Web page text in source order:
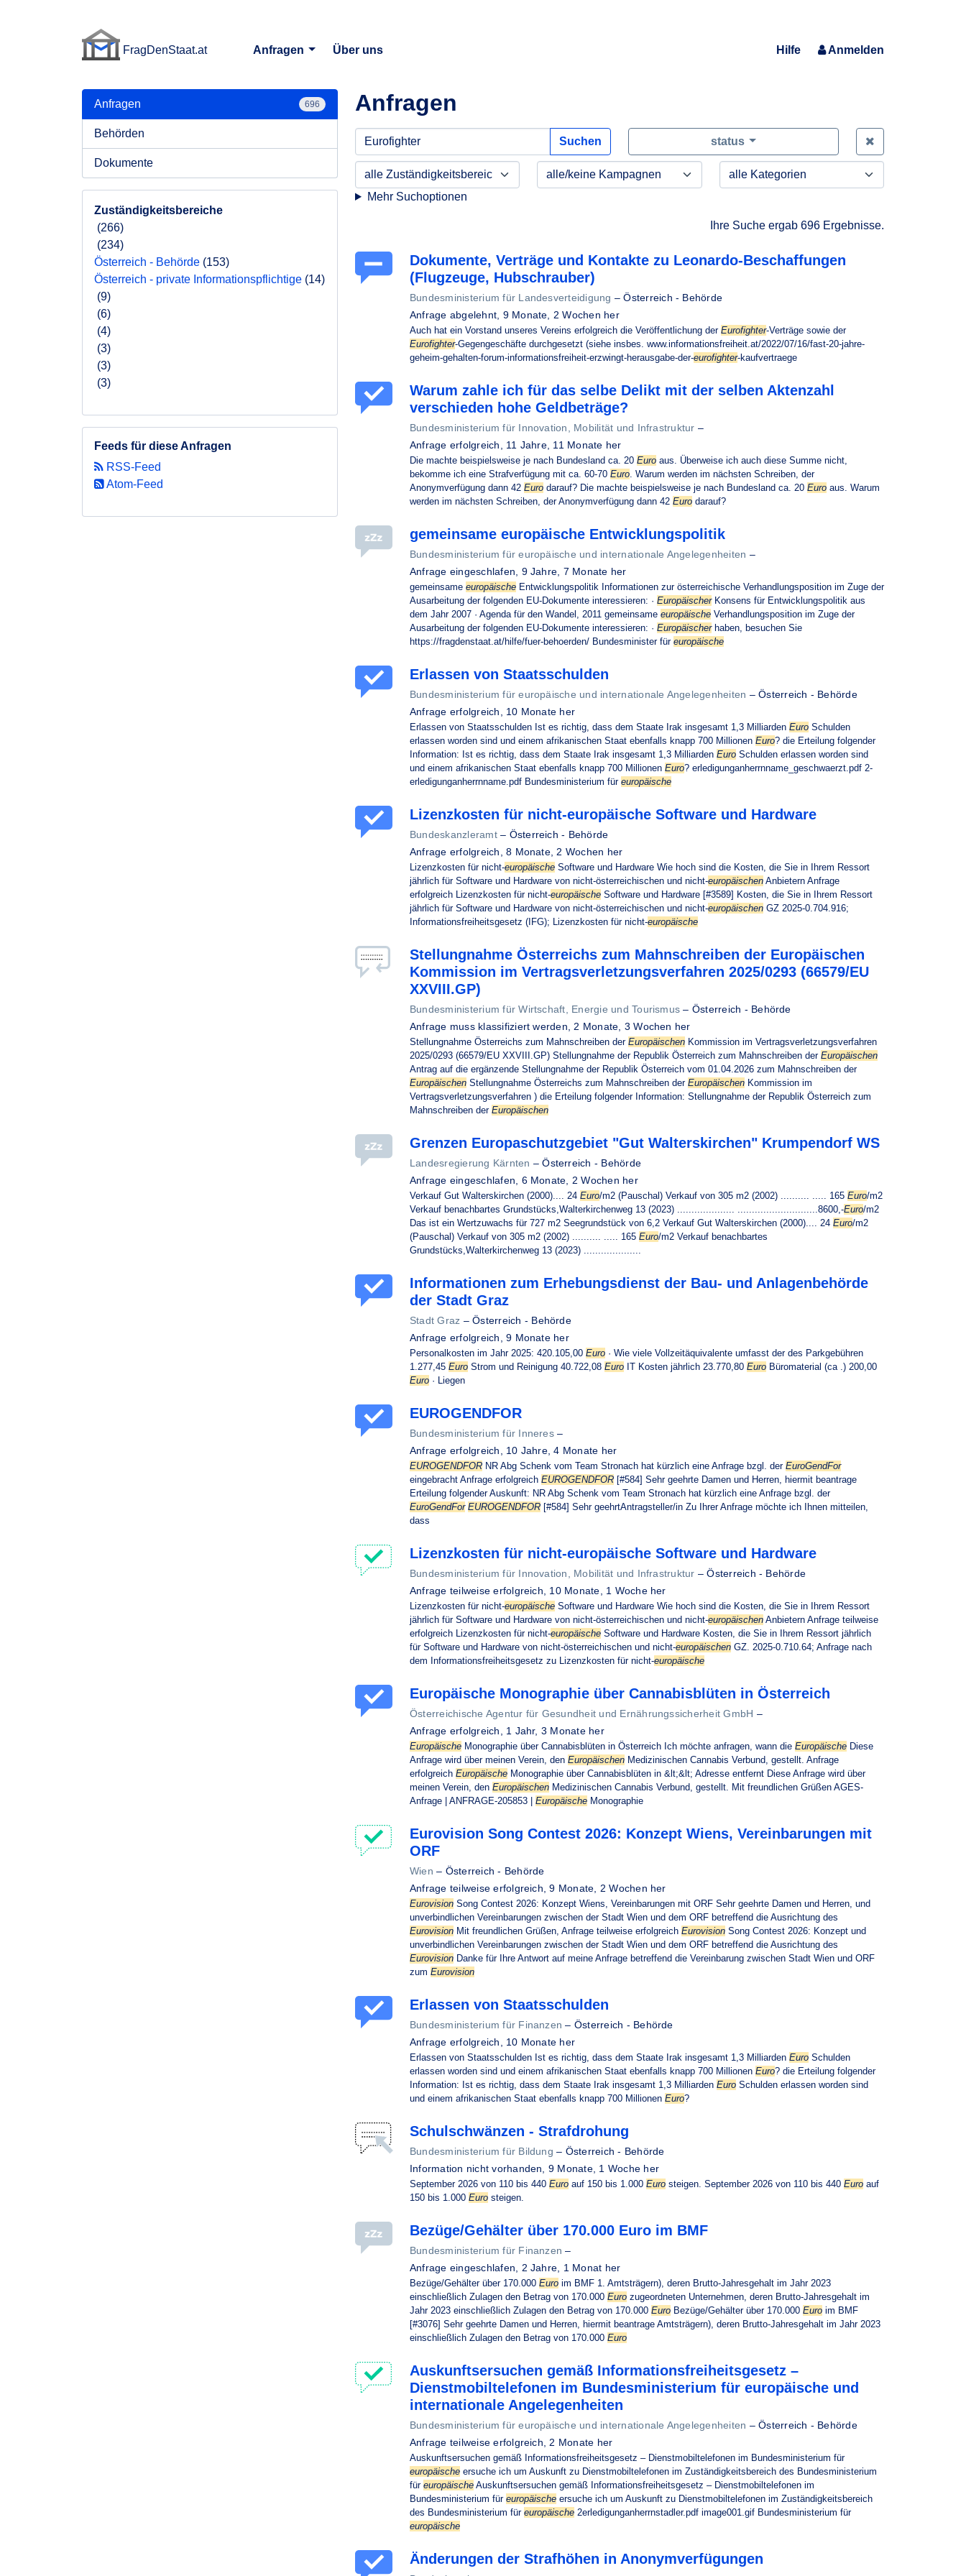
FragDenStaat.at
Anfragen
Über uns Hilfe Anmelden
Anfragen
Suchen status
Mehr Suchoptionen
Ihre Suche ergab 696 Ergebnisse.
Dokumente, Verträge und Kontakte zu Leonardo-Beschaffungen
(Flugzeuge, Hubschrauber)
Bundesministerium für Landesverteidigung –Österreich - Behörde
Anfrage abgelehnt, 9 Monate, 2 Wochen her
Auch hat ein Vorstand unseres Vereins erfolgreich die Veröffentlichung der Eurofighter-Verträge sowie der
Eurofighter-Gegengeschäfte durchgesetzt (siehe insbes. www.informationsfreiheit.at/2022/07/16/fast-20-jahre-
geheim-gehalten-forum-informationsfreiheit-erzwingt-herausgabe-der-eurofighter-kaufvertraege
Warum zahle ich für das selbe Delikt mit der selben Aktenzahl
verschieden hohe Geldbeträge?
Bundesministerium für Innovation, Mobilität und Infrastruktur –
Anfrage erfolgreich, 11 Jahre, 11 Monate her
Die machte beispielsweise je nach Bundesland ca. 20 Euro aus. Überweise ich auch diese Summe nicht,
bekomme ich eine Strafverfügung mit ca. 60-70 Euro. Warum werden im nächsten Schreiben, der
Anonymverfügung dann 42 Euro darauf? Die machte beispielsweise je nach Bundesland ca. 20 Euro aus. Warum
werden im nächsten Schreiben, der Anonymverfügung dann 42 Euro darauf?
gemeinsame europäische Entwicklungspolitik
Bundesministerium für europäische und internationale Angelegenheiten –
Anfrage eingeschlafen, 9 Jahre, 7 Monate her
gemeinsame europäische Entwicklungspolitik Informationen zur österreichische Verhandlungsposition im Zuge der
Ausarbeitung der folgenden EU-Dokumente interessieren: · EuropäischerKonsens für Entwicklungspolitik aus
dem Jahr 2007 · Agenda für den Wandel, 2011 gemeinsame europäische Verhandlungsposition im Zuge der
Ausarbeitung der folgenden EU-Dokumente interessieren: · Europäischerhaben, besuchen Sie
https://fragdenstaat.at/hilfe/fuer-behoerden/ Bundesminister für europäische
Erlassen von Staatsschulden
Bundesministerium für europäische und internationale Angelegenheiten –Österreich - Behörde
Anfrage erfolgreich, 10 Monate her
Erlassen von Staatsschulden Ist es richtig, dass dem Staate Irak insgesamt 1,3 Milliarden Euro Schulden
erlassen worden sind und einem afrikanischen Staat ebenfalls knapp 700 Millionen Euro? die Erteilung folgender
Information: Ist es richtig, dass dem Staate Irak insgesamt 1,3 Milliarden Euro Schulden erlassen worden sind
und einem afrikanischen Staat ebenfalls knapp 700 Millionen Euro? erledigunganherrnname_geschwaerzt.pdf 2-
erledigunganherrnname.pdf Bundesministerium für europäische
Lizenzkosten für nicht-europäische Software und Hardware
Bundeskanzleramt– Österreich - Behörde
Anfrage erfolgreich,8 Monate, 2 Wochen her
Lizenzkosten für nicht-europäische Software und Hardware Wie hoch sind die Kosten, die Sie in Ihrem Ressort
jährlich für Software und Hardware von nicht-österreichischen und nicht-europäischen Anbietern Anfrage
erfolgreich Lizenzkosten für nicht-europäische Software und Hardware [#3589] Kosten, die Sie in Ihrem Ressort
jährlich für Software und Hardware von nicht-österreichischen und nicht-europäischen GZ 2025-0.704.916;
Informationsfreiheitsgesetz (IFG); Lizenzkosten für nicht-europäische
Stellungnahme Österreichs zum Mahnschreiben der Europäischen
Kommission im Vertragsverletzungsverfahren 2025/0293 (66579/EU
XXVIII.GP)
Bundesministerium für Wirtschaft, Energie und Tourismus – Österreich - Behörde
Anfrage muss klassifiziert werden, 2 Monate, 3 Wochen her
Stellungnahme Österreichs zum Mahnschreiben der Europäischen Kommission im Vertragsverletzungsverfahren
2025/0293 (66579/EU XXVIII.GP) Stellungnahme der Republik Österreich zum Mahnschreiben der Europäischen
Antrag auf die ergänzende Stellungnahme der Republik Österreich vom 01.04.2026 zum Mahnschreiben der
Europäischen Stellungnahme Österreichs zum Mahnschreiben der Europäischen Kommission im
Vertragsverletzungsverfahren ) die Erteilung folgender Information: Stellungnahme der Republik Österreich zum
Mahnschreiben der Europäischen
Grenzen Europaschutzgebiet "Gut Walterskirchen" Krumpendorf WS
Landesregierung Kärnten –Österreich - Behörde
Anfrage eingeschlafen, 6 Monate, 2 Wochen her
Verkauf Gut Walterskirchen (2000).... 24 Euro/m2 (Pauschal) Verkauf von 305 m2 (2002) .......... ..... 165 Euro/m2
Verkauf benachbartes Grundstücks,Walterkirchenweg 13 (2023) .................... ............................8600,-Euro/m2
Das ist ein Wertzuwachs für 727 m2 Seegrundstück von 6,2 Verkauf Gut Walterskirchen (2000).... 24 Euro/m2
(Pauschal) Verkauf von 305 m2 (2002) .......... ..... 165 Euro/m2 Verkauf benachbartes
Grundstücks,Walterkirchenweg 13 (2023) ....................
Informationen zum Erhebungsdienst der Bau- und Anlagenbehörde
der Stadt Graz
Stadt Graz –Österreich - Behörde
Anfrage erfolgreich,9 Monate her
Personalkosten im Jahr 2025: 420.105,00 Euro · Wie viele Vollzeitäquivalente umfasst der des Parkgebühren
1.277,45 Euro Strom und Reinigung 40.722,08 Euro IT Kosten jährlich 23.770,80 Euro Büromaterial (ca .) 200,00
Euro · Liegen
EUROGENDFOR
Bundesministerium für Inneres–
Anfrage erfolgreich, 10 Jahre, 4 Monate her
EUROGENDFOR NR Abg Schenk vom Team Stronach hat kürzlich eine Anfrage bzgl. der EuroGendFor
eingebracht Anfrage erfolgreich EUROGENDFOR [#584] Sehr geehrte Damen und Herren, hiermit beantrage
Erteilung folgender Auskunft: NR Abg Schenk vom Team Stronach hat kürzlich eine Anfrage bzgl. der
EuroGendFor EUROGENDFOR [#584] Sehr geehrtAntragsteller/in Zu Ihrer Anfrage möchte ich Ihnen mitteilen,
dass
Lizenzkosten für nicht-europäische Software und Hardware
Bundesministerium für Innovation, Mobilität und Infrastruktur –Österreich - Behörde
Anfrage teilweise erfolgreich, 10 Monate, 1 Woche her
Lizenzkosten für nicht-europäische Software und Hardware Wie hoch sind die Kosten, die Sie in Ihrem Ressort
jährlich für Software und Hardware von nicht-österreichischen und nicht-europäischen Anbietern Anfrage teilweise
erfolgreich Lizenzkosten für nicht-europäische Software und Hardware Kosten, die Sie in Ihrem Ressort jährlich
für Software und Hardware von nicht-österreichischen und nicht-europäischen GZ. 2025-0.710.64; Anfrage nach
dem Informationsfreiheitsgesetz zu Lizenzkosten für nicht-europäische
Europäische Monographie über Cannabisblüten in Österreich
Österreichische Agentur für Gesundheit und Ernährungssicherheit GmbH –
Anfrage erfolgreich, 1 Jahr, 3 Monate her
Europäische Monographie über Cannabisblüten in Österreich Ich möchte anfragen, wann die Europäische Diese
Anfrage wird über meinen Verein, den Europäischen Medizinischen Cannabis Verbund, gestellt. Anfrage
erfolgreich Europäische Monographie über Cannabisblüten in &lt;&lt; Adresse entfernt Diese Anfrage wird über
meinen Verein, den Europäischen Medizinischen Cannabis Verbund, gestellt. Mit freundlichen Grüßen AGES-
Anfrage | ANFRAGE-205853 | Europäische Monographie
Eurovision Song Contest 2026: Konzept Wiens, Vereinbarungen mit
ORF
Wien – Österreich - Behörde
Anfrage teilweise erfolgreich,9 Monate, 2 Wochen her
Eurovision Song Contest 2026: Konzept Wiens, Vereinbarungen mit ORF Sehr geehrte Damen und Herren, und
unverbindlichen Vereinbarungen zwischen der Stadt Wien und dem ORF betreffend die Ausrichtung des
Eurovision Mit freundlichen Grüßen, Anfrage teilweise erfolgreich Eurovision Song Contest 2026: Konzept und
unverbindlichen Vereinbarungen zwischen der Stadt Wien und dem ORF betreffend die Ausrichtung des
Eurovision Danke für Ihre Antwort auf meine Anfrage betreffend die Vereinbarung zwischen Stadt Wien und ORF
zum Eurovision
Erlassen von Staatsschulden
Bundesministerium für Finanzen – Österreich - Behörde
Anfrage erfolgreich, 10 Monate her
Erlassen von Staatsschulden Ist es richtig, dass dem Staate Irak insgesamt 1,3 Milliarden Euro Schulden
erlassen worden sind und einem afrikanischen Staat ebenfalls knapp 700 Millionen Euro? die Erteilung folgender
Information: Ist es richtig, dass dem Staate Irak insgesamt 1,3 Milliarden Euro Schulden erlassen worden sind
und einem afrikanischen Staat ebenfalls knapp 700 Millionen Euro?
Schulschwänzen - Strafdrohung
Bundesministerium für Bildung – Österreich - Behörde
Information nicht vorhanden, 9 Monate, 1 Woche her
September 2026 von 110 bis 440 Euro auf 150 bis 1.000 Euro steigen. September 2026 von 110 bis 440 Euro auf
150 bis 1.000 Euro steigen.
Bezüge/Gehälter über 170.000 Euro im BMF
Bundesministerium für Finanzen –
Anfrage eingeschlafen, 2 Jahre, 1 Monat her
Bezüge/Gehälter über 170.000 Euro im BMF 1. Amtsträgern), deren Brutto-Jahresgehalt im Jahr 2023
einschließlich Zulagen den Betrag von 170.000 Euro zugeordneten Unternehmen, deren Brutto-Jahresgehalt im
Jahr 2023 einschließlich Zulagen den Betrag von 170.000 Euro Bezüge/Gehälter über 170.000 Euro im BMF
[#3076] Sehr geehrte Damen und Herren, hiermit beantrage Amtsträgern), deren Brutto-Jahresgehalt im Jahr 2023
einschließlich Zulagen den Betrag von 170.000 Euro
Auskunftsersuchen gemäß Informationsfreiheitsgesetz –
Dienstmobiltelefonen im Bundesministerium für europäische und
internationale Angelegenheiten
Bundesministerium für europäische und internationale Angelegenheiten –Österreich - Behörde
Anfrage teilweise erfolgreich, 2 Monate her
Auskunftsersuchen gemäß Informationsfreiheitsgesetz – Dienstmobiltelefonen im Bundesministerium für
europäische ersuche ich um Auskunft zu Dienstmobiltelefonen im Zuständigkeitsbereich des Bundesministerium
für europäische Auskunftsersuchen gemäß Informationsfreiheitsgesetz – Dienstmobiltelefonen im
Bundesministerium für europäische ersuche ich um Auskunft zu Dienstmobiltelefonen im Zuständigkeitsbereich
des Bundesministerium für europäische 2erledigunganherrnstadler.pdf image001.gif Bundesministerium für
europäische
Änderungen der Strafhöhen in Anonymverfügungen
Anfragen 696
Behörden
Dokumente
Zuständigkeitsbereiche
(266)
(234)
Österreich - Behörde (153)
Österreich - private Informationspflichtige (14)
(9)
(6)
(4)
(3)
(3)
(3)
Feeds für diese Anfragen
RSS-Feed
Atom-Feed